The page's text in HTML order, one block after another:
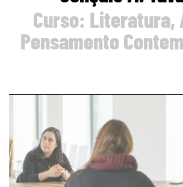
Curso: Literatura,
Pensamento